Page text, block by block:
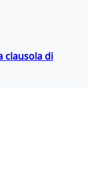
clausola di